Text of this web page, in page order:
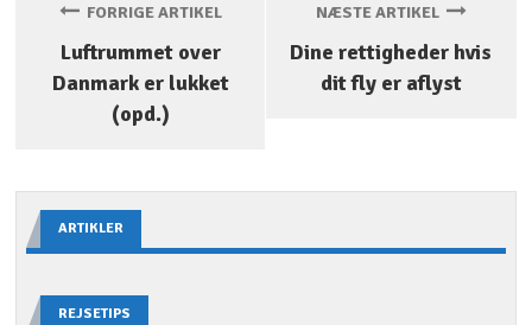
FORRIGE ARTIKEL
Luftrummet over
Danmark er lukket
(opd.)
NÆSTE ARTIKEL
Dine rettigheder hvis
dit fly er aflyst
ARTIKLER
REJSETIPS